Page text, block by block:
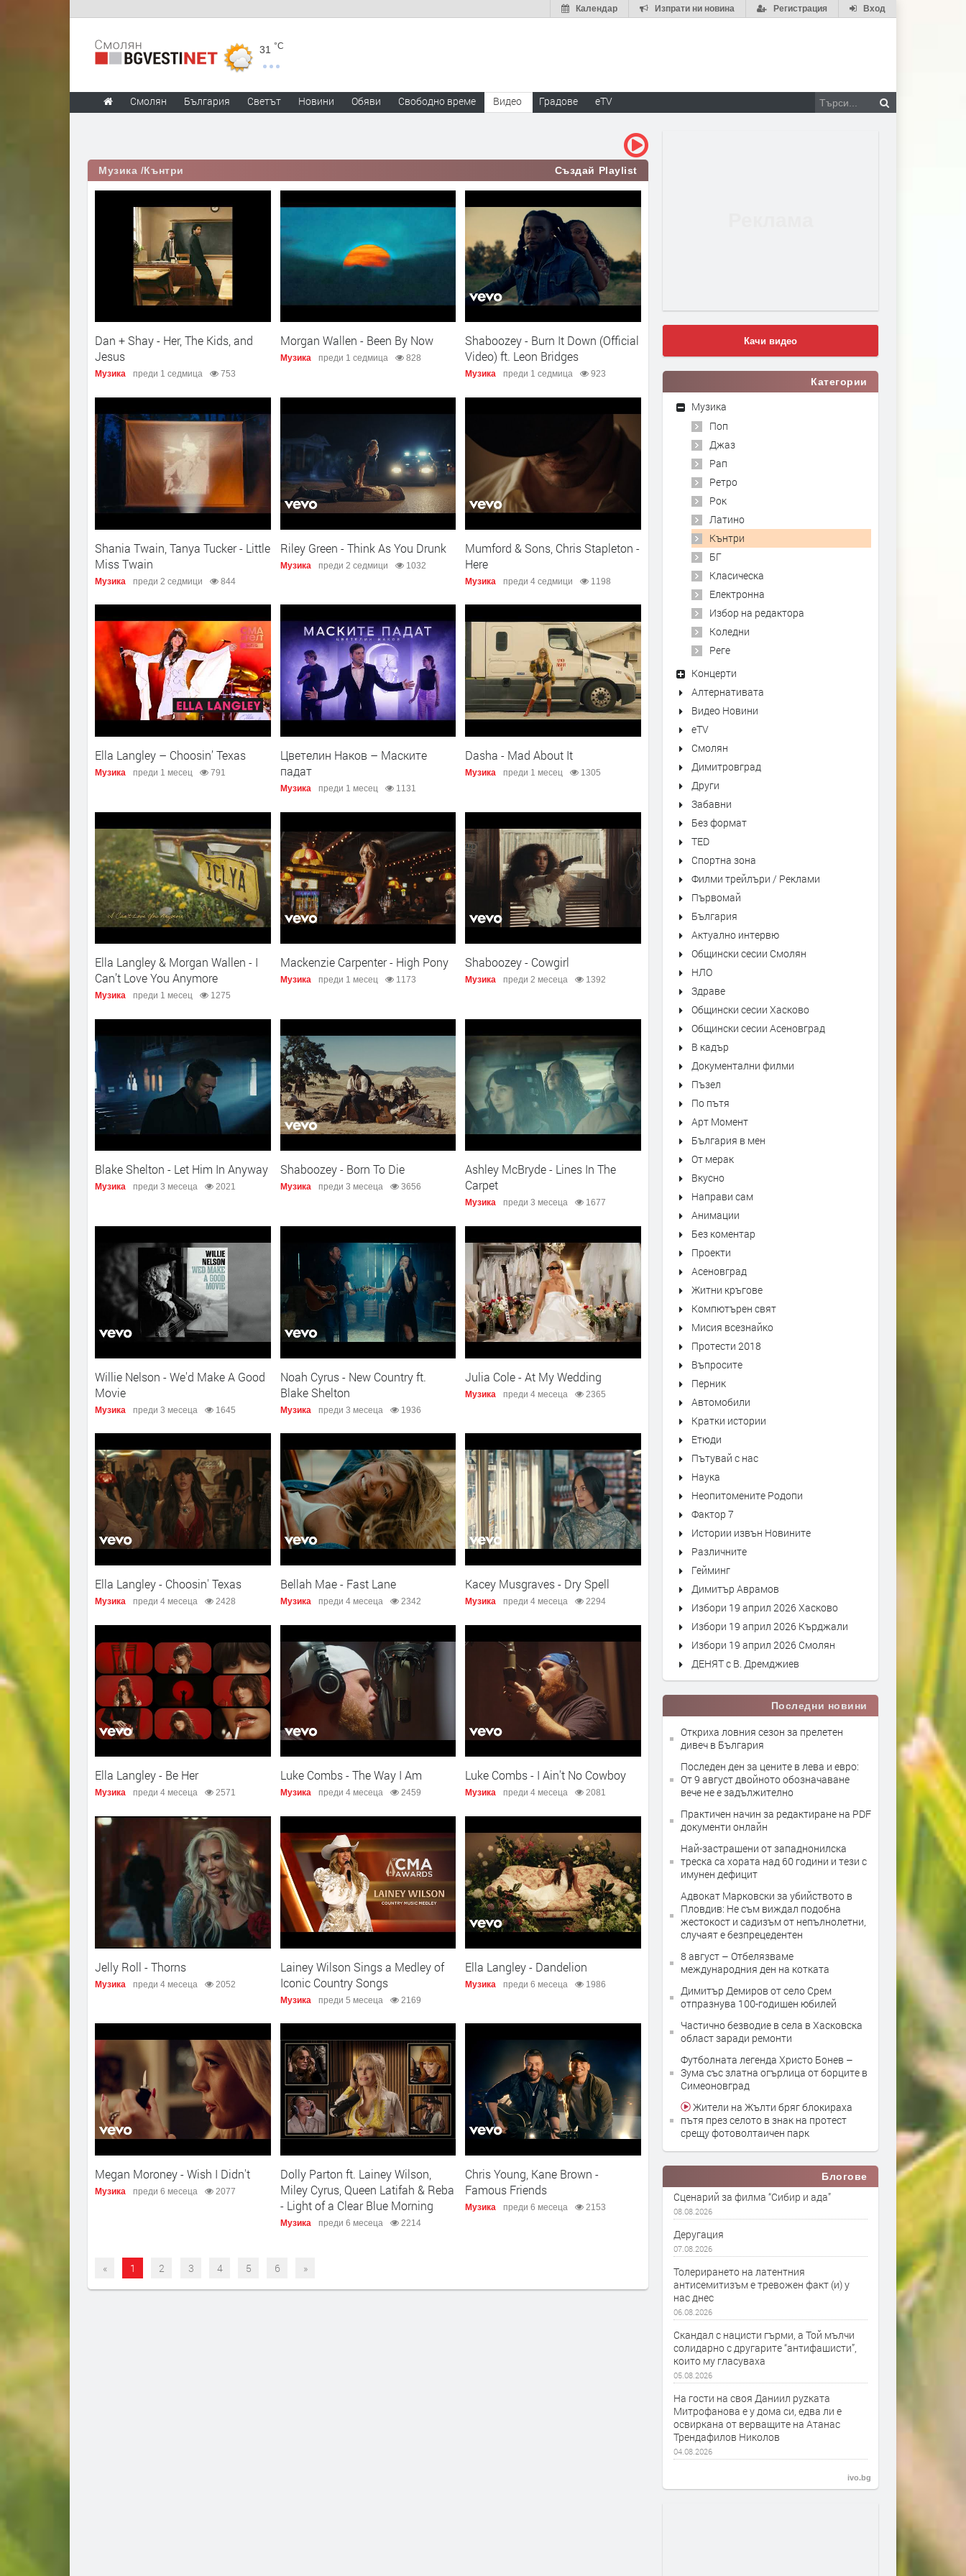
Вход
Регистрация
Изпрати ни новина
Календар
31 °C
Смолян България Светът Новини Обяви Свободно време Видео Градове eTV
Музика /Кънтри Създай Playlist
Dan + Shay - Her, The Kids, and
Jesus
Музика преди 1 седмица 753
Morgan Wallen - Been By Now
Музика преди 1 седмица 828
Shaboozey - Burn It Down (Official
Video) ft. Leon Bridges
Музика преди 1 седмица 923
Shania Twain, Tanya Tucker - Little
Miss Twain
Музика преди 2 седмици 844
Riley Green - Think As You Drunk
Музика преди 2 седмици 1032
Mumford & Sons, Chris Stapleton -
Here
Музика преди 4 седмици 1198
Ella Langley – Choosin’ Texas
Музика преди 1 месец 791
Цветелин Наков – Маските
падат
Музика преди 1 месец 1131
Dasha - Mad About It
Музика преди 1 месец 1305
Ella Langley & Morgan Wallen - I
Can’t Love You Anymore
Музика преди 1 месец 1275
Mackenzie Carpenter - High Pony
Музика преди 1 месец 1173
Shaboozey - Cowgirl
Музика преди 2 месеца 1392
Blake Shelton - Let Him In Anyway
Музика преди 3 месеца 2021
Shaboozey - Born To Die
Музика преди 3 месеца 3656
Ashley McBryde - Lines In The
Carpet
Музика преди 3 месеца 1677
Willie Nelson - We'd Make A Good
Movie
Музика преди 3 месеца 1645
Noah Cyrus - New Country ft.
Blake Shelton
Музика преди 3 месеца 1936
Julia Cole - At My Wedding
Музика преди 4 месеца 2365
Ella Langley - Choosin' Texas
Музика преди 4 месеца 2428
Bellah Mae - Fast Lane
Музика преди 4 месеца 2342
Kacey Musgraves - Dry Spell
Музика преди 4 месеца 2294
Ella Langley - Be Her
Музика преди 4 месеца 2571
Luke Combs - The Way I Am
Музика преди 4 месеца 2459
Luke Combs - I Ain't No Cowboy
Музика преди 4 месеца 2081
Jelly Roll - Thorns
Музика преди 4 месеца 2052
Lainey Wilson Sings a Medley of
Iconic Country Songs
Музика преди 5 месеца 2169
Ella Langley - Dandelion
Музика преди 6 месеца 1986
Megan Moroney - Wish I Didn't
Музика преди 6 месеца 2077
Dolly Parton ft. Lainey Wilson,
Miley Cyrus, Queen Latifah & Reba
- Light of a Clear Blue Morning
Музика преди 6 месеца 2214
Chris Young, Kane Brown -
Famous Friends
Музика преди 6 месеца 2153
« 1 2 3 4 5 6 »
Качи видео
Категории
Музика
Поп
Джаз
Рап
Ретро
Рок
Латино
Кънтри
БГ
Класическа
Електронна
Избор на редактора
Коледни
Реге
Концерти
Алтернативата
Видео Новини
eTV
Смолян
Димитровград
Други
Забавни
Без формат
TED
Спортна зона
Филми трейлъри / Реклами
Първомай
България
Актуално интервю
Общински сесии Смолян
НЛО
Здраве
Общински сесии Хасково
Общински сесии Асеновград
В кадър
Документални филми
Пъзел
По пътя
Арт Момент
България в мен
От мерак
Вкусно
Направи сам
Анимации
Без коментар
Проекти
Асеновград
Житни кръгове
Компютърен свят
Мисия всезнайко
Протести 2018
Въпросите
Перник
Автомобили
Кратки истории
Етюди
Пътувай с нас
Наука
Неопитомените Родопи
Фактор 7
Истории извън Новините
Различните
Гейминг
Димитър Аврамов
Избори 19 април 2026 Хасково
Избори 19 април 2026 Кърджали
Избори 19 април 2026 Смолян
ДЕНЯТ с В. Дремджиев
Последни новини
Откриха ловния сезон за прелетен
дивеч в България
Последен ден за цените в лева и евро:
От 9 август двойното обозначаване
вече не е задължително
Практичен начин за редактиране на PDF
документи онлайн
Най-застрашени от западнонилска
треска са хората над 60 години и тези с
имунен дефицит
Адвокат Марковски за убийството в
Пловдив: Не съм виждал подобна
жестокост и садизъм от непълнолетни,
случаят е безпрецедентен
8 август – Отбелязваме
международния ден на котката
Димитър Демиров от село Срем
отпразнува 100-годишен юбилей
Частично безводие в села в Хасковска
област заради ремонти
Футболната легенда Христо Бонев –
Зума със златна огърлица от борците в
Симеоновград
Жители на Жълти бряг блокираха
пътя през селото в знак на протест
срещу фотоволтаичен парк
Блогове
Сценарий за филма “Сибир и ада”
08.08.2026
Деругация
07.08.2026
Толерирането на латентния
антисемитизъм е тревожен факт (и) у
нас днес
06.08.2026
Скандал с нацисти гърми, а Той мълчи
солидарно с другарите “антифашисти”,
които му гласуваха
05.08.2026
На гости на своя Даниил руzката
Митрофанова е у дома си, едва ли е
освиркана от верващите на Атанас
Трендафилов Николов
04.08.2026
ivo.bg